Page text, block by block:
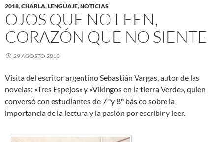
2018,CHARLA,LENGUAJE,NOTICIAS
OJOS QUE NO LEEN,
CORAZÓN QUE NO SIENTE
29 AGOSTO 2018
Visita del escritor argentino Sebastián Vargas, autor de las
novelas: «Tres Espejos» y «Vikingos en la tierra Verde», quien
conversó con estudiantes de 7 °y 8° básico sobre la
importancia de la lectura y la pasión por escribir y leer.